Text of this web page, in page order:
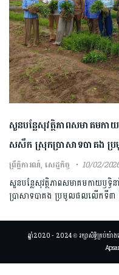
សួនបន្លែសុវត្ថិភាពសមាគមកាយ
សសឹក ស្រុកប្រាសាទបាគង
ព្រឹត្តិការណ៍,សេដ្ឋកិច្ច 10/02/
សួនបន្លែសុវត្ថិភាពសមាគមកាយឫទ្
ប្រាសាទបាគង ប្រមូលផលលើកទី៣ និ
ឆ្នាំ2020 - 2024 © រក្សាសិទ្ធិគ្រប់យ៉ាង